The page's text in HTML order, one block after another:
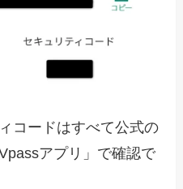
コードはすべて公式の
アプリ」で確認で